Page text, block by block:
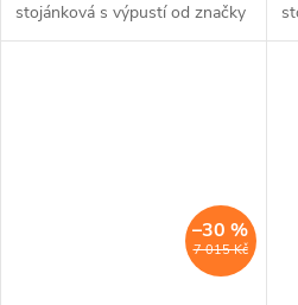
stojánková s výpustí od značky
Hansgrohe. Série: Focus E2.
7 015 Kč
–30 %